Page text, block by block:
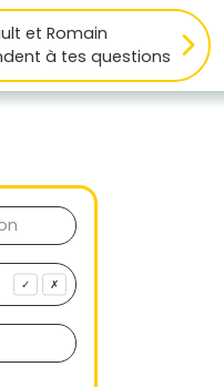
et Romain
à tes questions
✓ ✗